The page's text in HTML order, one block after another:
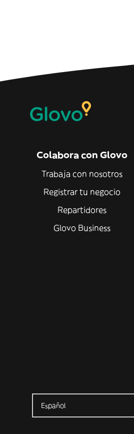
Colabora con Glovo
Trabaja con nosotros
Registrar tu negocio
Repartidores
Glovo Business